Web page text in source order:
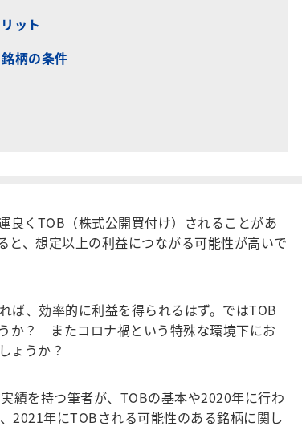
ット
柄の条件
くTOB（株式公開買付け）されることがあ
と、想定以上の利益につながる可能性が高いで
、効率的に利益を得られるはず。ではTOB
か？ またコロナ禍という特殊な環境下にお
ょうか？
績を持つ筆者が、TOBの基本や2020年に行わ
2021年にTOBされる可能性のある銘柄に関し